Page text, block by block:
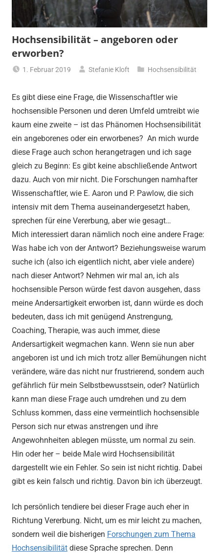
Hochsensibilität – angeboren oder
erworben?
1. Februar 2019 Stefanie Kloft Hochsensibilität
Es gibt diese eine Frage, die Wissenschaftler wie
hochsensible Personen und deren Umfeld umtreibt wie
kaum eine zweite – ist das Phänomen Hochsensibilität
ein angeborenes oder ein erworbenes? An mich wurde
diese Frage auch schon herangetragen und ich sage
gleich zu Beginn: Es gibt keine abschließende Antwort
dazu. Auch von mir nicht. Die Forschungen namhafter
Wissenschaftler, wie E. Aaron und P. Pawlow, die sich
intensiv mit dem Thema auseinandergesetzt haben,
sprechen für eine Vererbung, aber wie gesagt…
Mich interessiert daran nämlich noch eine andere Frage:
Was habe ich von der Antwort? Beziehungsweise warum
suche ich (also ich eigentlich nicht, aber viele andere)
nach dieser Antwort? Nehmen wir mal an, ich als
hochsensible Person würde fest davon ausgehen, dass
meine Andersartigkeit erworben ist, dann würde es doch
bedeuten, dass ich mit genügend Anstrengung,
Coaching, Therapie, was auch immer, diese
Andersartigkeit wegmachen kann. Wenn sie nun aber
angeboren ist und ich mich trotz aller Bemühungen nicht
verändere, wäre das nicht nur frustrierend, sondern auch
gefährlich für mein Selbstbewusstsein, oder? Natürlich
kann man diese Frage auch umdrehen und zu dem
Schluss kommen, dass eine vermeintlich hochsensible
Person sich nur etwas anstrengen und ihre
Angewohnheiten ablegen müsste, um normal zu sein.
Hin oder her – beide Male wird Hochsensibilität
dargestellt wie ein Fehler. So sein ist nicht richtig. Dabei
gibt es kein falsch und richtig. Davon bin ich überzeugt.
Ich persönlich tendiere bei dieser Frage auch eher in
Richtung Vererbung. Nicht, um es mir leicht zu machen,
sondern weil die bisherigen Forschungen zum Thema
Hochsensibilität diese Sprache sprechen. Denn